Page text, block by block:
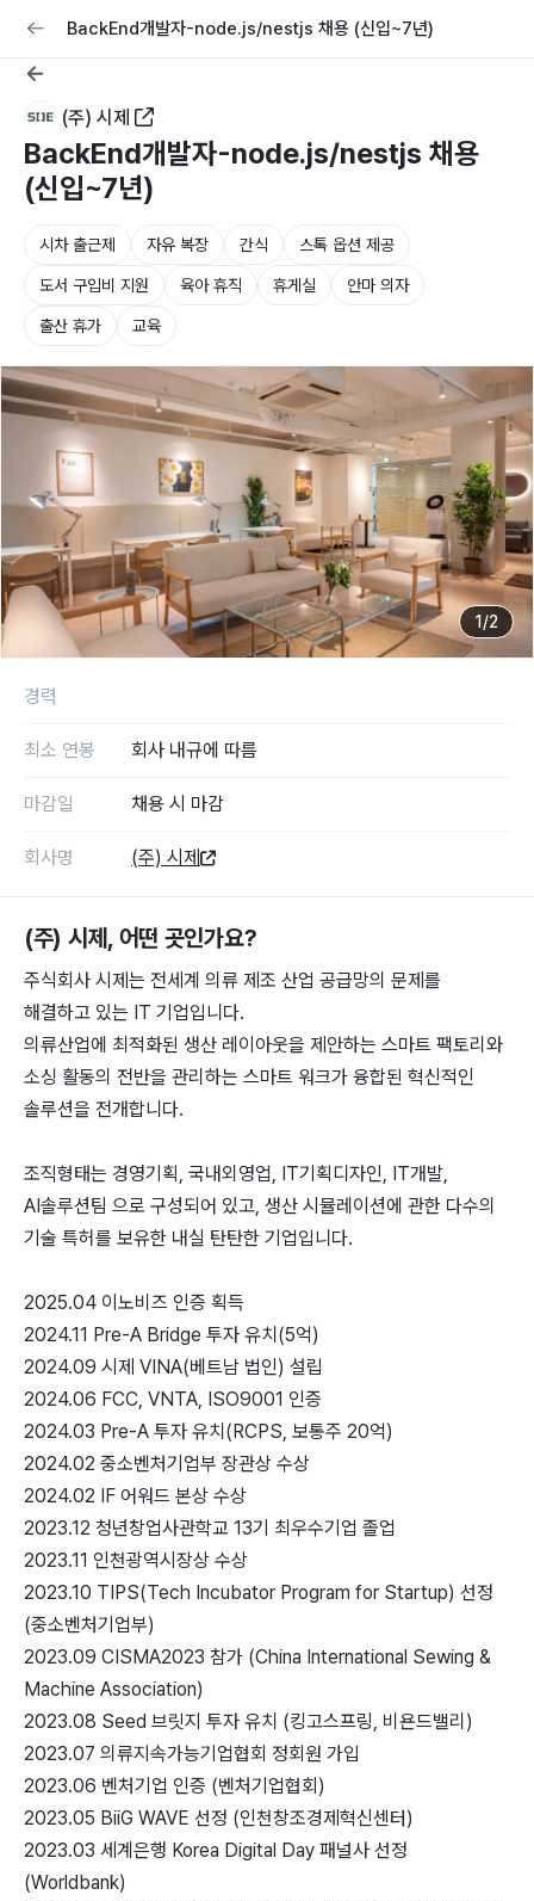
교육 커리어 채용공고 올리기
BackEnd개발자-node.js/nestjs 채용 (신입~7년)
(주) 시제
BackEnd개발자-node.js/nestjs 채용
(신입~7년)
시차 출근제 자유 복장 간식 스톡 옵션 제공
도서 구입비 지원 육아 휴직 휴게실 안마 의자
출산 휴가 교육
1 /2
(주) 시제 , 어떤 곳인가요?
주식회사 시제는 전세계 의류 제조 산업 공급망의 문제를
해결하고 있는 IT 기업입니다.
의류산업에 최적화된 생산 레이아웃을 제안하는 스마트 팩토리와
소싱 활동의 전반을 관리하는 스마트 워크가 융합된 혁신적인
솔루션을 전개합니다.
조직형태는 경영기획, 국내외영업, IT기획디자인, IT개발,
AI솔루션팀 으로 구성되어 있고, 생산 시뮬레이션에 관한 다수의
기술 특허를 보유한 내실 탄탄한 기업입니다.
2025.04 이노비즈 인증 획득
2024.11 Pre-A Bridge 투자 유치(5억)
2024.09 시제 VINA(베트남 법인) 설립
2024.06 FCC, VNTA, ISO9001 인증
2024.03 Pre-A 투자 유치(RCPS, 보통주 20억)
2024.02 중소벤처기업부 장관상 수상
2024.02 IF 어워드 본상 수상
2023.12 청년창업사관학교 13기 최우수기업 졸업
2023.11 인천광역시장상 수상
2023.10 TIPS(Tech Incubator Program for Startup) 선정
(중소벤처기업부)
2023.09 CISMA2023 참가 (China International Sewing &
Machine Association)
2023.08 Seed 브릿지 투자 유치 (킹고스프링, 비욘드밸리)
2023.07 의류지속가능기업협회 정회원 가입
2023.06 벤처기업 인증 (벤처기업협회)
2023.05 BiiG WAVE 선정 (인천창조경제혁신센터)
2023.03 세계은행 Korea Digital Day 패널사 선정
(Worldbank)
경력
최소 연봉 회사 내규에 따름
마감일 채용 시 마감
회사명 (주) 시제